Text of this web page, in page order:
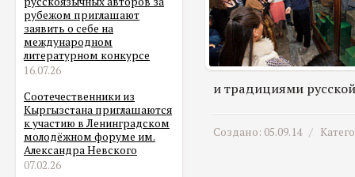
рубежом приглашают
заявить о себе на
международном
литературном конкурсе
16.07.26
Соотечественники из
Кыргызстана приглашаются
к участию в Ленинградском
молодёжном форуме им.
Александра Невского
07.02.26
и традициями
Создано: 05.09.14 /